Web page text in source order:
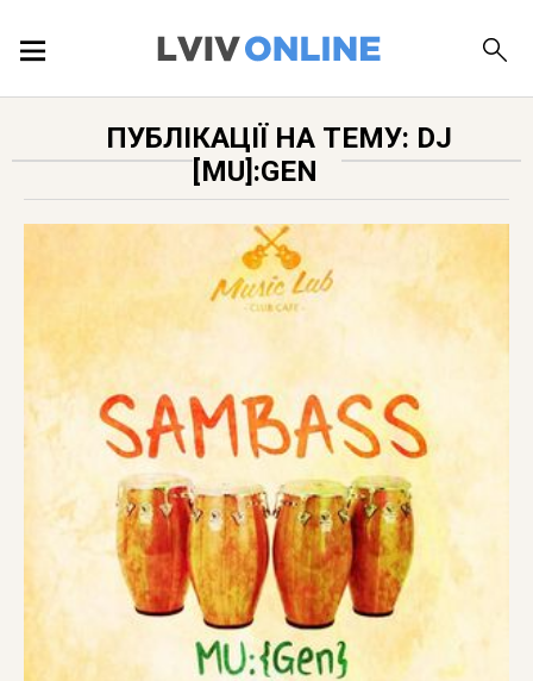
ПУБЛІКАЦІЇ
ДОВІДКА
ПУБЛІКАЦІЇ НА ТЕМУ: DJ
[MU]:GEN